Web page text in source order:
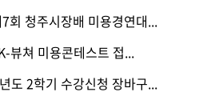
회 청주시장배 미용경연대...
뷰쳐 미용콘테스트 접...
도 2학기 수강신청 장바구...